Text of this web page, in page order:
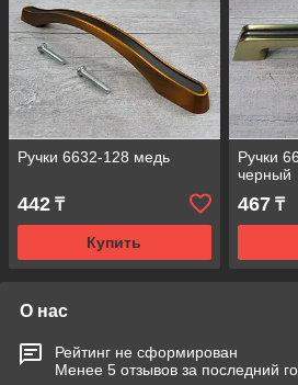
Ручки 6632-128 медь
442 ₸
Купить
Ручки
черный
467₸
О нас
Рейтинг не сформирован
Менее 5 отзывов за последний